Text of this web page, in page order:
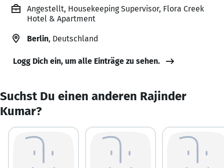
Angestellt, Housekeeping Supervisor, Flora Creek
Hotel & Apartment
Berlin, Deutschland
Logg Dich ein, um alle Einträge zu sehen.
Suchst Du einen anderen Rajinder
Kumar?